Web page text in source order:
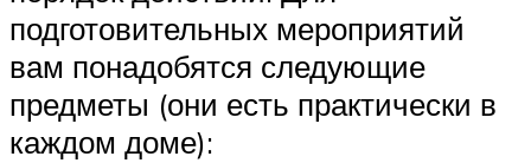
подготовительных мероприятий
вам понадобятся следующие
предметы (они есть практически в
каждом доме):